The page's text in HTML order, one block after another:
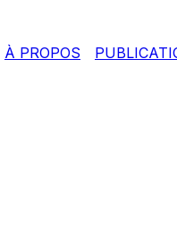
À PROPOS